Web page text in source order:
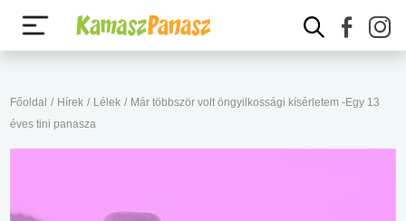
Főoldal / Hírek / Lélek / Már többször volt öngyilkossági kísérletem -Egy 13
éves tini panasza